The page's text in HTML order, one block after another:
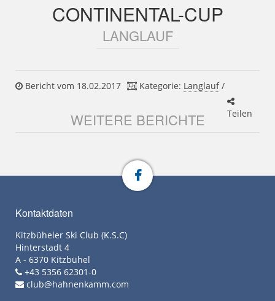
CONTINENTAL-CUP
LANGLAUF
Bericht vom 18.02.2017 Kategorie: Langlauf/
Teilen
WEITERE BERICHTE
Kontaktdaten
Kitzbüheler Ski Club (K.S.C)
Hinterstadt 4
A - 6370 Kitzbühel
+43 5356 62301-0
club@hahnenkamm.com